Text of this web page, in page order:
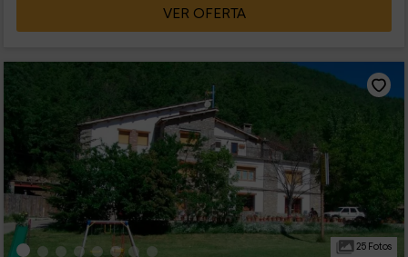
VER OFERTA
25 Fotos